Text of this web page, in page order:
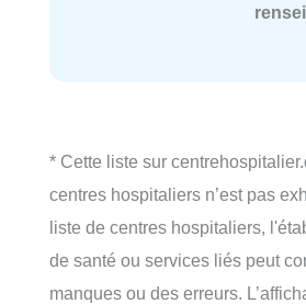
* Cette liste sur
centres hospitaliers n’est pas
liste de centres hospitaliers,
de santé ou services liés peut
manques ou des erreurs.